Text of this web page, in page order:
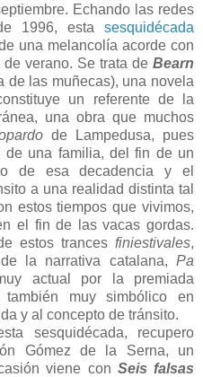
Echando las redes
1996, esta sesquidécada
una melancolía acorde con
verano. Se trata de Bearn
de las muñecas), una novela
un referente de la
una obra que muchos
de Lampedusa, pues
de una familia, del fin de un
de esa decadencia y el
a una realidad distinta tal
estos tiempos que vivimos,
el fin de las vacas gordas.
estos trances finiestivales,
la narrativa catalana, Pa
actual por la premiada
también muy simbólico en
y al concepto de tránsito.
sesquidécada, recupero
Gómez de la Serna, un
viene con Seis falsas